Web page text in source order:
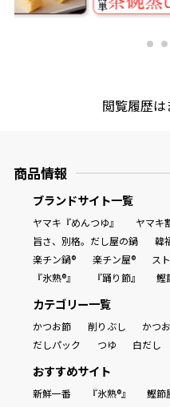
閲覧履歴
商品情報
ブランドサイト一覧
ヤマキ『めんつゆ』
ヤマキ
旨さ、別格。だし屋の鍋
韓
楽チン鍋®
楽チン屋® ス
『氷熟®』
『踊り節』 鰹
カテゴリー一覧
かつお節 削りぶし かつ
だしパック
つゆ 白だし
おすすめサイト
新鮮一番 『氷熟®』 鰹節